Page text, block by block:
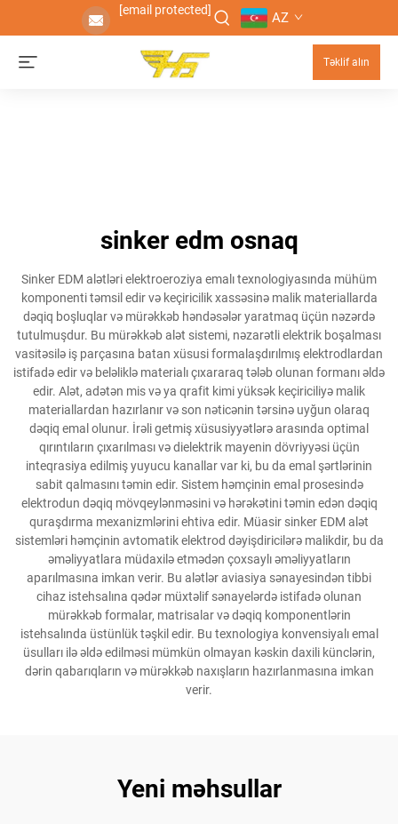
[email protected] AZ
Təklif alın
sinker edm osnaq
Sinker EDM alətləri elektroeroziya emalı texnologiyasında mühüm
komponenti təmsil edir və keçiricilik xassəsinə malik materiallarda
dəqiq boşluqlar və mürəkkəb həndəsələr yaratmaq üçün nəzərdə
tutulmuşdur. Bu mürəkkəb alət sistemi, nəzarətli elektrik boşalması
vasitəsilə iş parçasına batan xüsusi formalaşdırılmış elektrodlardan
istifadə edir və beləliklə materialı çıxararaq tələb olunan formanı əldə
edir. Alət, adətən mis və ya qrafit kimi yüksək keçiriciliyə malik
materiallardan hazırlanır və son nəticənin tərsinə uyğun olaraq
dəqiq emal olunur. İrəli getmiş xüsusiyyətlərə arasında optimal
qırıntıların çıxarılması və dielektrik mayenin dövriyyəsi üçün
inteqrasiya edilmiş yuyucu kanallar var ki, bu da emal şərtlərinin
sabit qalmasını təmin edir. Sistem həmçinin emal prosesində
elektrodun dəqiq mövqeylənməsini və hərəkətini təmin edən dəqiq
quraşdırma mexanizmlərini ehtiva edir. Müasir sinker EDM alət
sistemləri həmçinin avtomatik elektrod dəyişdiricilərə malikdir, bu da
əməliyyatlara müdaxilə etmədən çoxsaylı əməliyyatların
aparılmasına imkan verir. Bu alətlər aviasiya sənayesindən tibbi
cihaz istehsalına qədər müxtəlif sənayelərdə istifadə olunan
mürəkkəb formalar, matrisalar və dəqiq komponentlərin
istehsalında üstünlük təşkil edir. Bu texnologiya konvensiyalı emal
üsulları ilə əldə edilməsi mümkün olmayan kəskin daxili künclərin,
dərin qabarıqların və mürəkkəb naxışların hazırlanmasına imkan
verir.
Yeni məhsullar